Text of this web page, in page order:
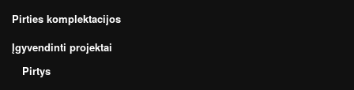
Pirties komplektacijos
Įgyvendinti projektai
Pirtys